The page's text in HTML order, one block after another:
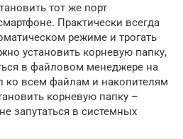
тот же порт
Практически всегда
режиме и трогать
установить корневую папку,
в файловом менеджере на
ко всем файлам и накопителям
корневую папку –
запутаться в системных